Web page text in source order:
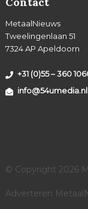
MetaalNieuws
Tweelingenlaan 51
7324 AP Apeldoorn
+31 (0)55 – 360
info@54umedia.nl
© Copyright 2026
Adverteren